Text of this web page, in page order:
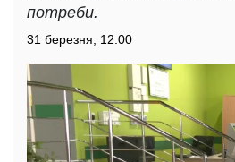
потреби.
31 березня, 12:00